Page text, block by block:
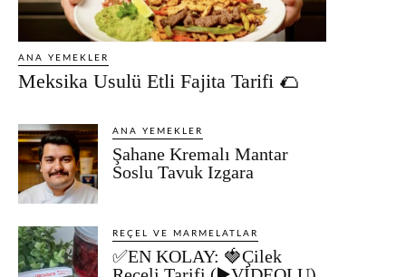
ANA YEMEKLER
Meksika Usulü Etli Fajita Tarifi 🌮
ANA YEMEKLER
Şahane Kremalı Mantar
Soslu Tavuk Izgara
REÇEL VE MARMELATLAR
✅EN KOLAY: 🍓Çilek